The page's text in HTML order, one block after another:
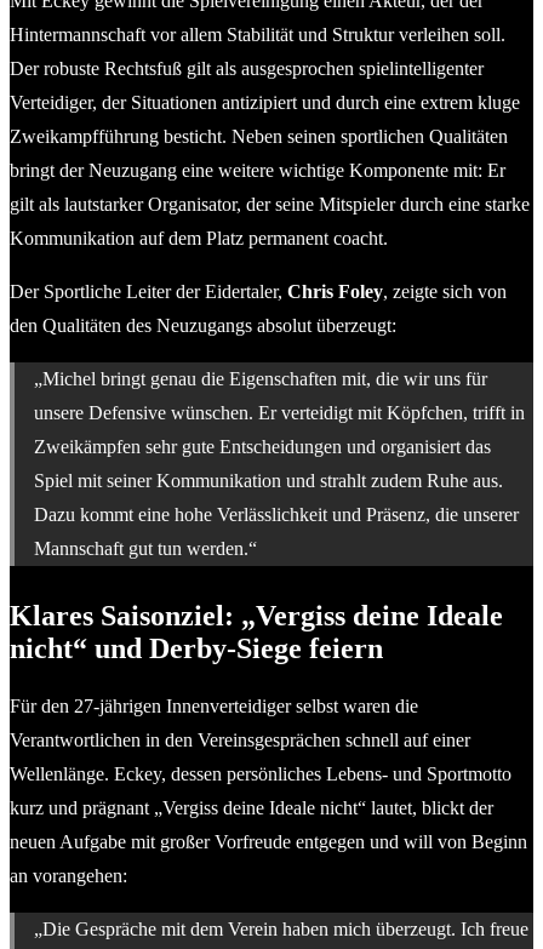
Hintermannschaft vor allem Stabilität und Struktur verleihen soll.
Der robuste Rechtsfuß gilt als ausgesprochen spielintelligenter
Verteidiger, der Situationen antizipiert und durch eine extrem kluge
Zweikampfführung besticht. Neben seinen sportlichen Qualitäten
bringt der Neuzugang eine weitere wichtige Komponente mit: Er
gilt als lautstarker Organisator, der seine Mitspieler durch eine starke
Kommunikation auf dem Platz permanent coacht.
Der Sportliche Leiter der Eidertaler, Chris Foley, zeigte sich von
den Qualitäten des Neuzugangs absolut überzeugt:
„Michel bringt genau die Eigenschaften mit, die wir uns für
unsere Defensive wünschen. Er verteidigt mit Köpfchen, trifft in
Zweikämpfen sehr gute Entscheidungen und organisiert das
Spiel mit seiner Kommunikation und strahlt zudem Ruhe aus.
Dazu kommt eine hohe Verlässlichkeit und Präsenz, die unserer
Mannschaft gut tun werden.“
Klares Saisonziel: „Vergiss deine Ideale
nicht“ und Derby-Siege feiern
Für den 27-jährigen Innenverteidiger selbst waren die
Verantwortlichen in den Vereinsgesprächen schnell auf einer
Wellenlänge. Eckey, dessen persönliches Lebens- und Sportmotto
kurz und prägnant „Vergiss deine Ideale nicht“ lautet, blickt der
neuen Aufgabe mit großer Vorfreude entgegen und will von Beginn
an vorangehen:
„Die Gespräche mit dem Verein haben mich überzeugt. Ich freue